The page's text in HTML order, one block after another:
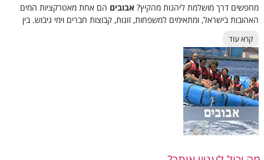
מחפשים דרך מושלמת ליהנות מהקיץ? אבובים הם אחת מאטרקציות המים
האהובות בישראל, ומתאימים למשפחות, זוגות, קבוצות חברים וימי גיבוש. בין
תוכלו ליהנות משילוב של אדרנלין, צחוק ונופים מרהיבים. מגוון סוגי האבובים
מאפשר לכל אחד לבחור את רמת החוויה המתאימה לו – משיט רגוע ועד
נסיעה מהירה ומלאת אקשן על המים.
בילויים וחוויות עם אבובים
🛟 אבובים נגררים בסירת מנוע
🌊 שיט אבובים בכנרת
קרא עוד